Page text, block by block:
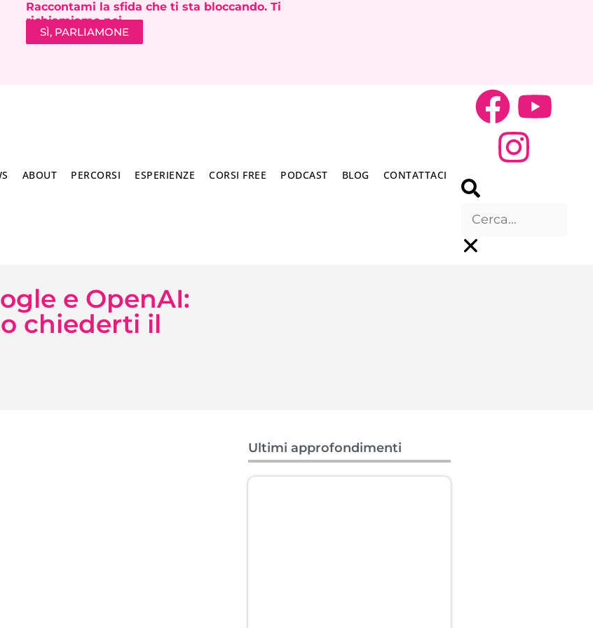
Raccontami la sfida che ti sta bloccando. Ti
richiamiamo noi.
SÌ, PARLIAMONE
ABOUT PERCORSI ESPERIENZE CORSI FREE PODCAST BLOG CONTATTACI
e OpenAI:
chiederti il
Ultimi approfondimenti